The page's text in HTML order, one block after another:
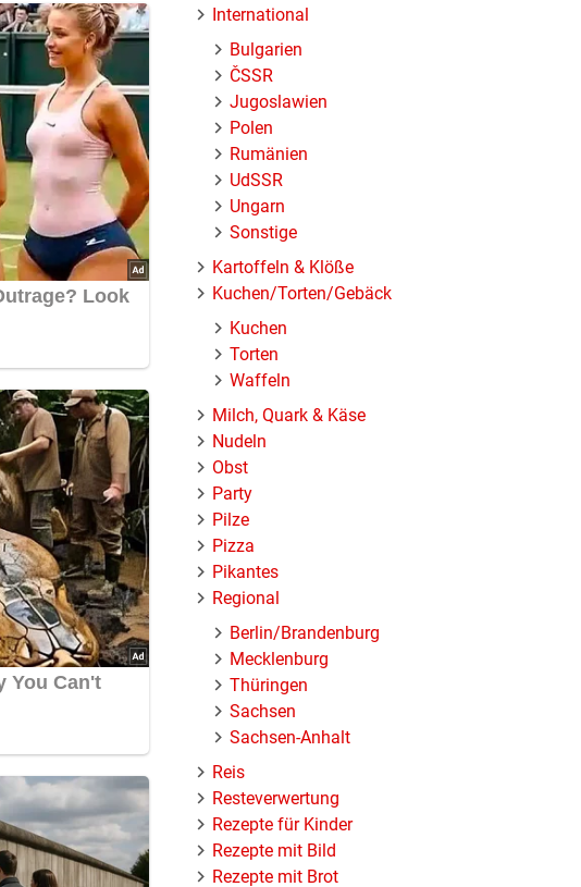
International
Bulgarien
ČSSR
Jugoslawien
Polen
Rumänien
UdSSR
Ungarn
Sonstige
Kartoffeln & Klöße
Kuchen/Torten/Gebäck
Kuchen
Torten
Waffeln
Milch, Quark & Käse
Nudeln
Obst
Party
Pilze
Pizza
Pikantes
Regional
Berlin/Brandenburg
Mecklenburg
Thüringen
Sachsen
Sachsen-Anhalt
Reis
Resteverwertung
Rezepte für Kinder
Rezepte mit Bild
Rezepte mit Brot